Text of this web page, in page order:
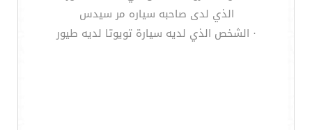
الذي لدى صاحبه سياره مر سيدس
· الشخص الذي لديه سيارة تويوتا لديه طيور